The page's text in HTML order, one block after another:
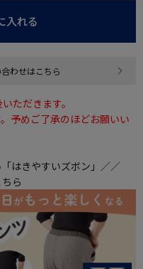
入れる
わせはこちら
ただきます。
予めご了承のほどお願いい
はきやすいズボン」／／
ら